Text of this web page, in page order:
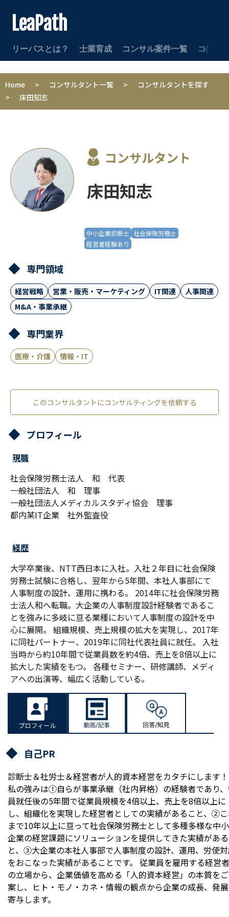
LeaPath
リーパスとは？ 士業育成 コンサル案件一覧 コンサ
Home > コンサルタント一覧 >
コンサルタントを探す
>
床田知志
コンサルタント
床田知志
中小企業診断士 社会保険労務士
経営者経験あり
専門領域
経営戦略 営業・販売・マーケティング IT関連
人事関連
M&A・事業承継
専門業界
医療・介護 情報・IT
このコンサルタントにコンサルティングを依頼する
プロフィール
現職
社会保険労務士法人 和 代表
一般社団法人 和 理事
一般社団法人メディカルスタディ協会 理事
都内某IT企業 社外監査役
経歴
大学卒業後、NTT西日本に入社。入社２年目に社会保険
労務士試験に合格し、翌年から5年間、本社人事部にて
人事制度の設計、運用に携わる。 2014年に社会保険労務
士法人和へ転職。大企業の人事制度設計経験者であるこ
とを強みに多岐に亘る業種において人事制度の設計を中
心に展開。 組織規模、売上規模の拡大を実現し、2017年
に同社パートナー、2019年に同社代表社員に就任。 入社
当時から約10年間で従業員数を約4倍、売上を8倍以上に
拡大した実績をもつ。 各種セミナー、研修講師、メディ
アへの出演等、幅広く活動している。
自己PR
診断士＆社労士＆経営者が人的資本経営をカタチにします！
私の強みは①自らが事業承継（社内昇格）の経験者であり
員就任後の5年間で従業員規模を4倍以上、売上を8倍以上に
し、組織化を実現した経営者としての実績があること、②
まで10年以上に亘って社会保険労務士として多種多様な中小
企業の経営課題にソリューションを提供してきた実績があ
と、③大企業の本社人事部で人事制度の設計、運用、労使
をおこなった実績があることです。 従業員を雇用する経営者
の立場から、企業価値を高める「人的資本経営」の本質を
案し、ヒト・モノ・カネ・情報の観点から企業の成長、発
寄与します。